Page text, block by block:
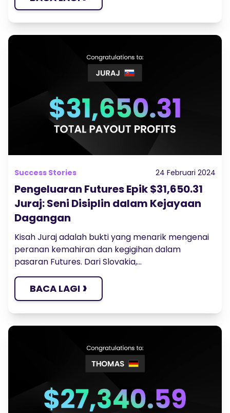
Success Stories 24 Februari 2024
Pengeluaran Futures Epik $31,650.31
Juraj: Seni Disiplin dalam Kejayaan
Dagangan
Kisah Juraj adalah bukti yang menarik mengenai
peranan kemahiran dan kegigihan dalam
pasaran Futures. Dari Slovakia,...
BACA LAGI ›